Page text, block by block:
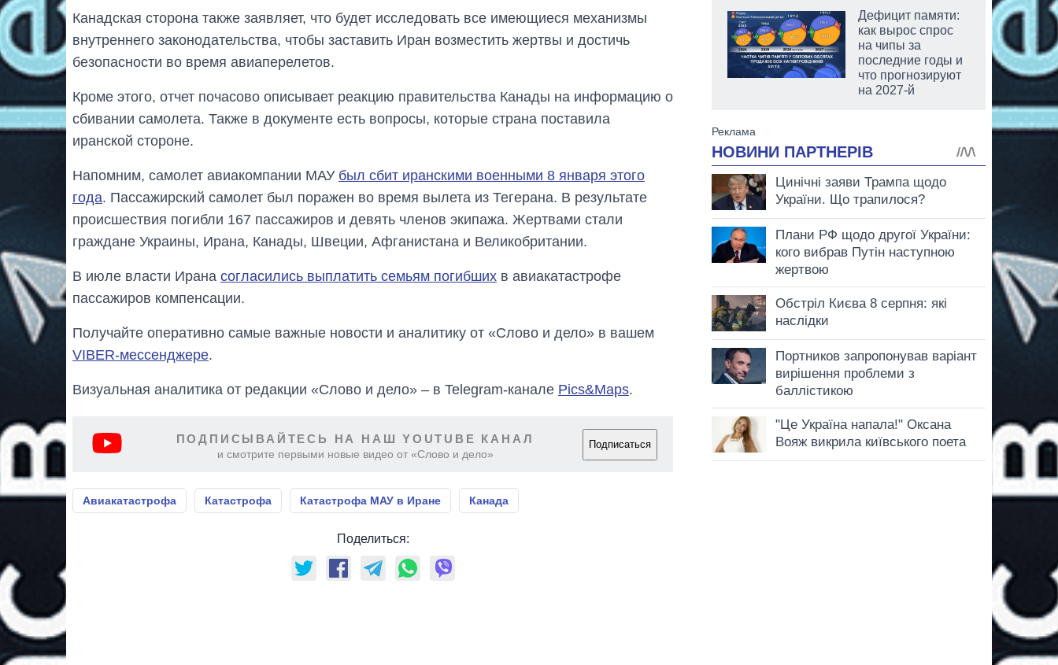
Канадская сторона также заявляет, что будет исследовать все имеющиеся механизмы
внутреннего законодательства, чтобы заставить Иран возместить жертвы и достичь
безопасности во время авиаперелетов.
Кроме этого, отчет почасово описывает реакцию правительства Канады на информацию о
сбивании самолета. Также в документе есть вопросы, которые страна поставила
иранской стороне.
Напомним, самолет авиакомпании МАУ был сбит иранскими военными 8 января этого
года. Пассажирский самолет был поражен во время вылета из Тегерана. В результате
происшествия погибли 167 пассажиров и девять членов экипажа. Жертвами стали
граждане Украины, Ирана, Канады, Швеции, Афганистана и Великобритании.
В июле власти Ирана согласились выплатить семьям погибших в авиакатастрофе
пассажиров компенсации.
Получайте оперативно самые важные новости и аналитику от «Слово и дело» в вашем
VIBER-мессенджере.
Визуальная аналитика от редакции «Слово и дело» – в Telegram-канале Pics&Maps.
ПОДПИСЫВАЙТЕСЬ НА НАШ YOUTUBE КАНАЛ
и смотрите первыми новые видео от «Слово и дело»
Подписаться
Авиакатастрофа Катастрофа Катастрофа МАУ в Иране Канада
Поделиться:
Как изменился
Министерства
Дефицит памяти:
как вырос спрос
на чипы за
последние годы и
что прогнозируют
на 2027-й